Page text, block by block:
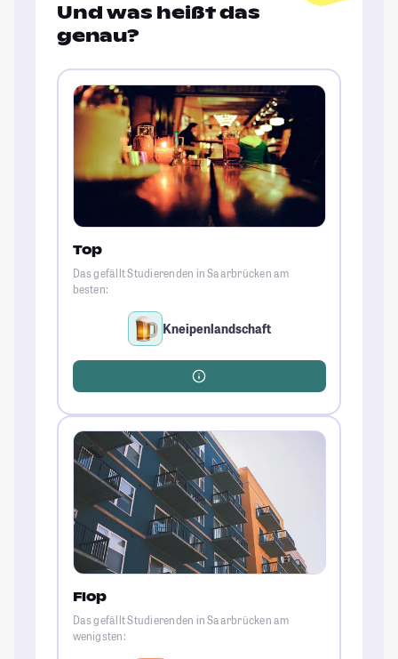
Und was heißt das
genau?
Top
Das gefällt Studierenden in Saarbrücken am
besten:
Kneipenlandschaft
Flop
Das gefällt Studierenden in Saarbrücken am
wenigsten: